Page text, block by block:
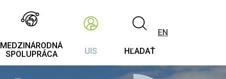
MEDZINÁRODNÁ
SPOLUPRÁCA
UIS HĽADAŤ
EN